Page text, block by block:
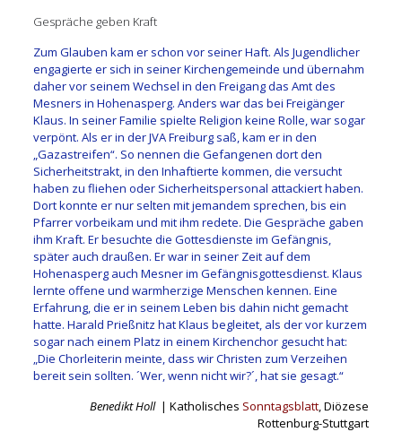
Gespräche geben Kraft
Zum Glauben kam er schon vor seiner Haft. Als Jugendlicher
engagierte er sich in seiner Kirchengemeinde und übernahm
daher vor seinem Wechsel in den Freigang das Amt des
Mesners in Hohenasperg. Anders war das bei Freigänger
Klaus. In seiner Familie spielte Religion keine Rolle, war sogar
verpönt. Als er in der JVA Freiburg saß, kam er in den
„Gazastreifen“. So nennen die Gefangenen dort den
Sicherheitstrakt, in den Inhaftierte kommen, die versucht
haben zu fliehen oder Sicherheitspersonal attackiert haben.
Dort konnte er nur selten mit jemandem sprechen, bis ein
Pfarrer vorbeikam und mit ihm redete. Die Gespräche gaben
ihm Kraft. Er besuchte die Gottesdienste im Gefängnis,
später auch draußen. Er war in seiner Zeit auf dem
Hohenasperg auch Mesner im Gefängnisgottesdienst. Klaus
lernte offene und warmherzige Menschen kennen. Eine
Erfahrung, die er in seinem Leben bis dahin nicht gemacht
hatte. Harald Prießnitz hat Klaus begleitet, als der vor kurzem
sogar nach einem Platz in einem Kirchenchor gesucht hat:
„Die Chorleiterin meinte, dass wir Christen zum Verzeihen
bereit sein sollten. ´Wer, wenn nicht wir?´, hat sie gesagt.“
Benedikt Holl | Katholisches Sonntagsblatt, Diözese
Rottenburg-Stuttgart